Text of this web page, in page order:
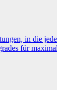
in die
für